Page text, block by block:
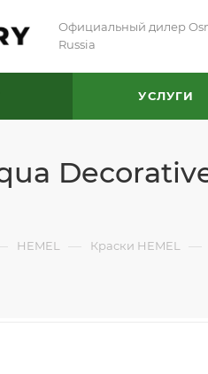
Официальный дилер
Russia
УСЛУГИ
HEMEL — Краски HEMEL —